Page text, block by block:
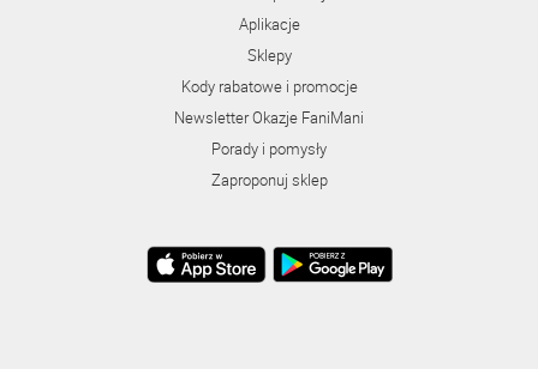
Aplikacje
Sklepy
Kody rabatowe i promocje
Newsletter Okazje FaniMani
Porady i pomysły
Zaproponuj sklep